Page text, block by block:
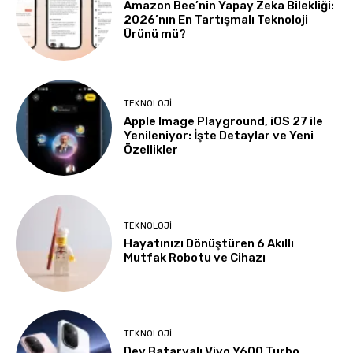
Amazon Bee’nin Yapay Zeka Bilekliği:
2026’nın En Tartışmalı Teknoloji
Ürünü mü?
TEKNOLOJI
Apple Image Playground, iOS 27 ile
Yenileniyor: İşte Detaylar ve Yeni
Özellikler
TEKNOLOJI
Hayatınızı Dönüştüren 6 Akıllı
Mutfak Robotu ve Cihazı
TEKNOLOJI